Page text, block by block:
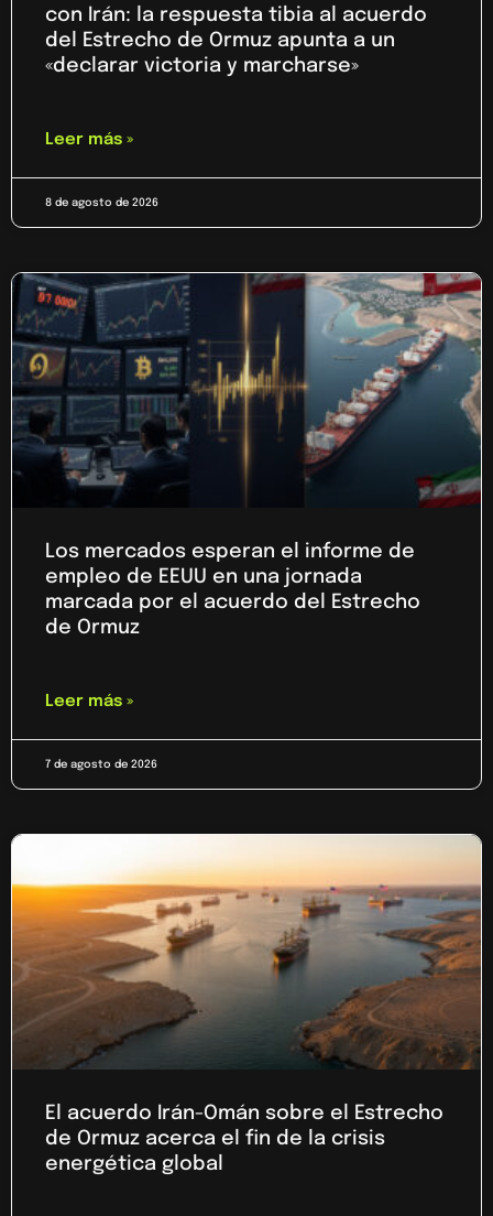
con Irán: la respuesta tibia al acuerdo
del Estrecho de Ormuz apunta a un
«declarar victoria y marcharse»
Leer más »
8 de agosto de 2026
Los mercados esperan el informe de
empleo de EEUU en una jornada
marcada por el acuerdo del Estrecho
de Ormuz
Leer más »
7 de agosto de 2026
El acuerdo Irán-Omán sobre el Estrecho
de Ormuz acerca el fin de la crisis
energética global